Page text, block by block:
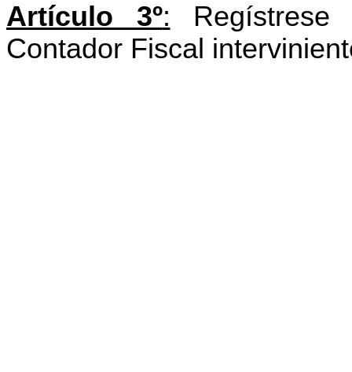
Artículo 3º: Regístrese
Contador Fiscal